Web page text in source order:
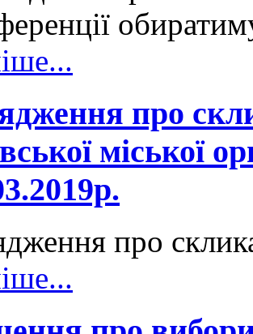
про
міської
про